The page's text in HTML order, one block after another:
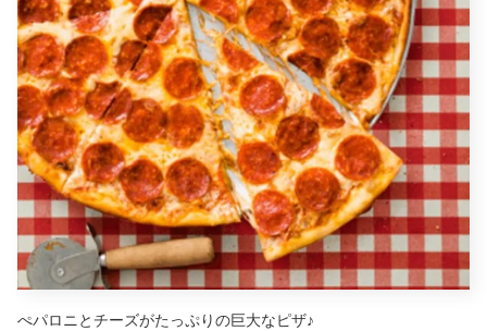
ぺパロニとチーズがたっぷりの巨大なピザ♪